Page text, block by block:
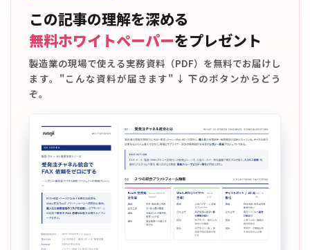
この記事の理解を深める
無料ホワイトペーパーをプレゼント
製造業の現場で使える実務資料（PDF）を無料でお届けし
ます。"こんな資料が届きます" ↓ 下のボタンからどう
ぞ。